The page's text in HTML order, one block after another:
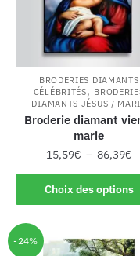
BRODERIES DIAMANTS
CÉLÉBRITÉS,
DIAMANTS JÉSUS /
Broderie diamant
marie
15,59€ – 86,39€
Choix des options
-24%